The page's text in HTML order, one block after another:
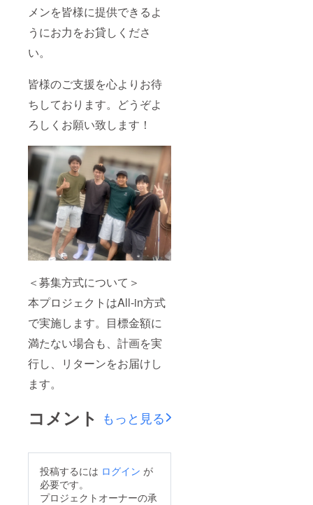
メンを皆様に提供できるよ
うにお力をお貸しくださ
い。
皆様のご支援を心よりお待
ちしております。どうぞよ
ろしくお願い致します！
＜募集方式について＞
本プロジェクトはAll-in方式
で実施します。目標金額に
満たない場合も、計画を実
行し、リターンをお届けし
ます。
コメント もっと見る
投稿するには ログイン が
必要です。
プロジェクトオーナーの承